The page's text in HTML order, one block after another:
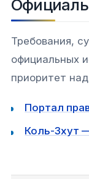
Требования,
официальных
приоритет
Портал
Коль-Зхут